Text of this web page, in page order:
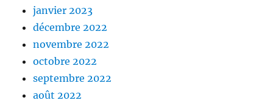
janvier 2023
décembre 2022
novembre 2022
octobre 2022
septembre 2022
août 2022